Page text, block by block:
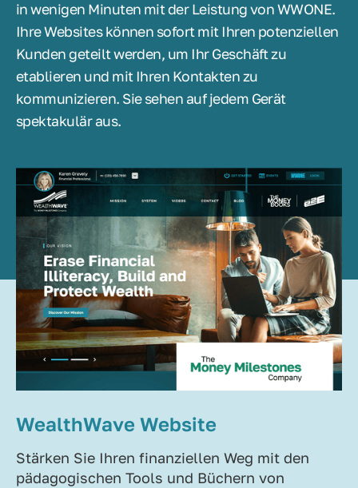
in wenigen Minuten mit der Leistung von WWONE.
Ihre Websites können sofort mit Ihren potenziellen
Kunden geteilt werden, um Ihr Geschäft zu
etablieren und mit Ihren Kontakten zu
kommunizieren. Sie sehen auf jedem Gerät
spektakulär aus.
WealthWave Website
Stärken Sie Ihren finanziellen Weg mit den
pädagogischen Tools und Büchern von